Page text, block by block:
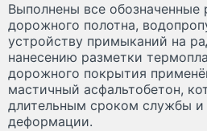
Выполнены все обозначенные
дорожного полотна,
устройству примыканий на
нанесению разметки
дорожного покрытия
мастичный асфальтобетон,
длительным сроком службы и
деформации.